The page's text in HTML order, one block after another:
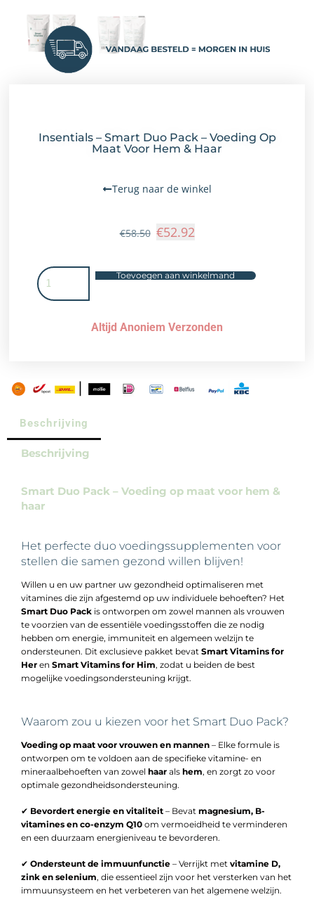
Insentials – Smart Duo Pack – Voeding Op
Maat Voor Hem & Haar
Terug naar de winkel
€58.50 €52.92
Toevoegen aan winkelmand
Altijd Anoniem Verzonden
Beschrijving
Beschrijving
Smart Duo Pack – Voeding op maat voor hem &
haar
Het perfecte duo voedingssupplementen voor
stellen die samen gezond willen blijven!
Willen u en uw partner uw gezondheid optimaliseren met
vitamines die zijn afgestemd op uw individuele behoeften? Het
Smart Duo Pack is ontworpen om zowel mannen als vrouwen
te voorzien van de essentiële voedingsstoffen die ze nodig
hebben om energie, immuniteit en algemeen welzijn te
ondersteunen. Dit exclusieve pakket bevat Smart Vitamins for
Her en Smart Vitamins for Him, zodat u beiden de best
mogelijke voedingsondersteuning krijgt.
Waarom zou u kiezen voor het Smart Duo Pack?
Voeding op maat voor vrouwen en mannen – Elke formule is
ontworpen om te voldoen aan de specifieke vitamine- en
mineraalbehoeften van zowel haar als hem, en zorgt zo voor
optimale gezondheidsondersteuning.
✔ Bevordert energie en vitaliteit – Bevat magnesium, B-
vitamines en co-enzym Q10 om vermoeidheid te verminderen
en een duurzaam energieniveau te bevorderen.
✔ Ondersteunt de immuunfunctie – Verrijkt met vitamine D,
zink en selenium, die essentieel zijn voor het versterken van het
immuunsysteem en het verbeteren van het algemene welzijn.